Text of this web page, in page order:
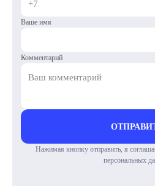
Ваше имя
Комментарий
Нажимая кнопку отправить, я
персональных